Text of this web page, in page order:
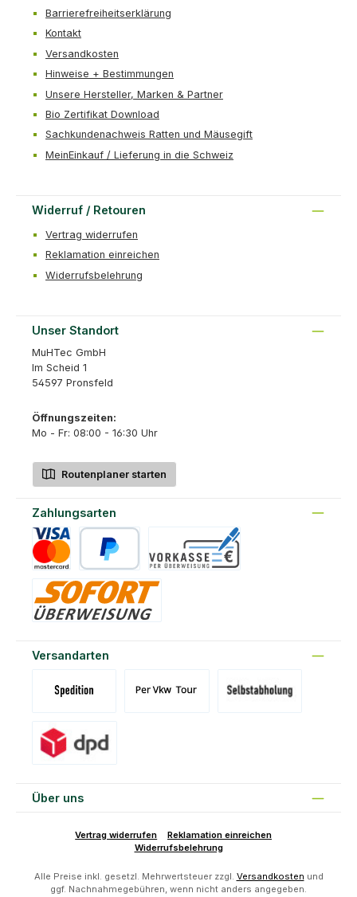
Barrierefreiheitserklärung
Kontakt
Versandkosten
Hinweise + Bestimmungen
Unsere Hersteller, Marken & Partner
Bio Zertifikat Download
Sachkundenachweis Ratten und Mäusegift
MeinEinkauf / Lieferung in die Schweiz
Widerruf / Retouren
Vertrag widerrufen
Reklamation einreichen
Widerrufsbelehrung
Unser Standort
MuHTec GmbH
Im Scheid 1
54597 Pronsfeld
Öffnungszeiten:
Mo - Fr: 08:00 - 16:30 Uhr
Routenplaner starten
Zahlungsarten
Versandarten
Über uns
Vertrag widerrufen
Reklamation einreichen
Widerrufsbelehrung
Alle Preise inkl. gesetzl. Mehrwertsteuer zzgl. Versandkosten und
ggf. Nachnahmegebühren, wenn nicht anders angegeben.